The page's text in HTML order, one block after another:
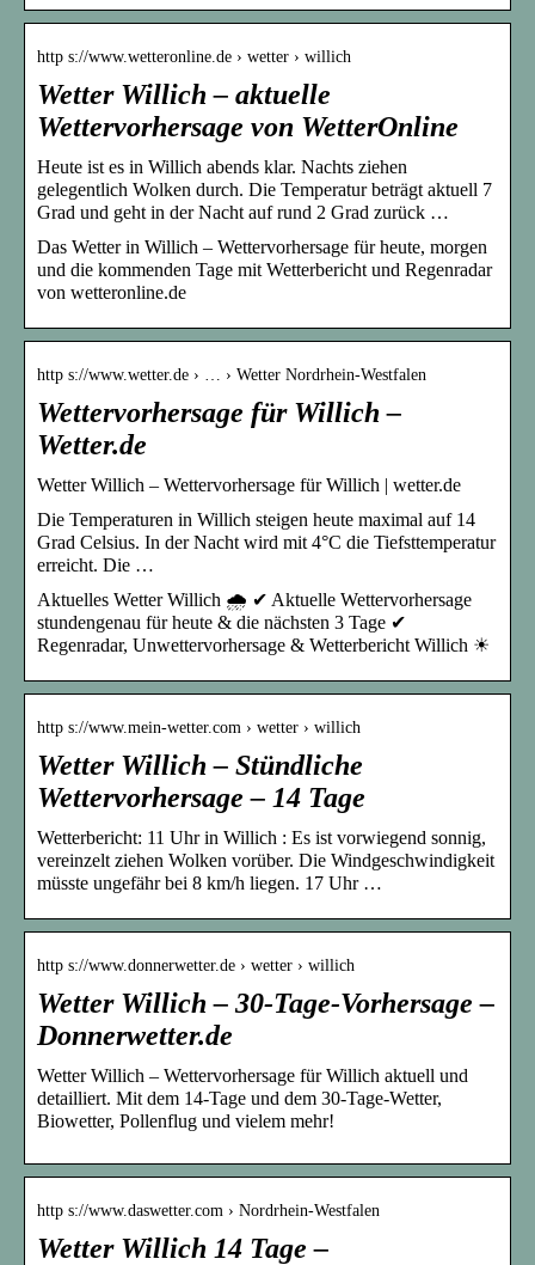
http s://www.wetteronline.de › wetter › willich
Wetter Willich – aktuelle
Wettervorhersage von WetterOnline
Heute ist es in Willich abends klar. Nachts ziehen
gelegentlich Wolken durch. Die Temperatur beträgt aktuell 7
Grad und geht in der Nacht auf rund 2 Grad zurück …
Das Wetter in Willich – Wettervorhersage für heute, morgen
und die kommenden Tage mit Wetterbericht und Regenradar
von wetteronline.de
http s://www.wetter.de › … › Wetter Nordrhein-Westfalen
Wettervorhersage für Willich –
Wetter.de
Wetter Willich – Wettervorhersage für Willich | wetter.de
Die Temperaturen in Willich steigen heute maximal auf 14
Grad Celsius. In der Nacht wird mit 4°C die Tiefsttemperatur
erreicht. Die …
Aktuelles Wetter Willich 🌧️ ✔ Aktuelle Wettervorhersage
stundengenau für heute & die nächsten 3 Tage ✔
Regenradar, Unwettervorhersage & Wetterbericht Willich ☀
http s://www.mein-wetter.com › wetter › willich
Wetter Willich – Stündliche
Wettervorhersage – 14 Tage
Wetterbericht: 11 Uhr in Willich : Es ist vorwiegend sonnig,
vereinzelt ziehen Wolken vorüber. Die Windgeschwindigkeit
müsste ungefähr bei 8 km/h liegen. 17 Uhr …
http s://www.donnerwetter.de › wetter › willich
Wetter Willich – 30-Tage-Vorhersage –
Donnerwetter.de
Wetter Willich – Wettervorhersage für Willich aktuell und
detailliert. Mit dem 14-Tage und dem 30-Tage-Wetter,
Biowetter, Pollenflug und vielem mehr!
http s://www.daswetter.com › Nordrhein-Westfalen
Wetter Willich 14 Tage –